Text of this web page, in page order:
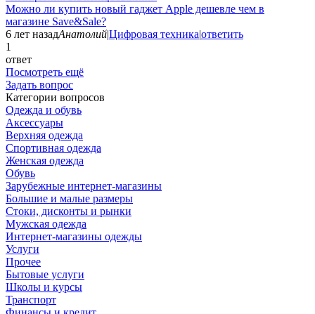
Можно ли купить новый гаджет Apple дешевле чем в
магазине Save&Sale?
6 лет назадАнатолий|Цифровая техника|ответить
1
ответ
Посмотреть ещё
Задать вопрос
Категории вопросов
Одежда и обувь
Аксессуары
Верхняя одежда
Спортивная одежда
Женская одежда
Обувь
Зарубежные интернет-магазины
Большие и малые размеры
Стоки, дисконты и рынки
Мужская одежда
Интернет-магазины одежды
Услуги
Прочее
Бытовые услуги
Школы и курсы
Транспорт